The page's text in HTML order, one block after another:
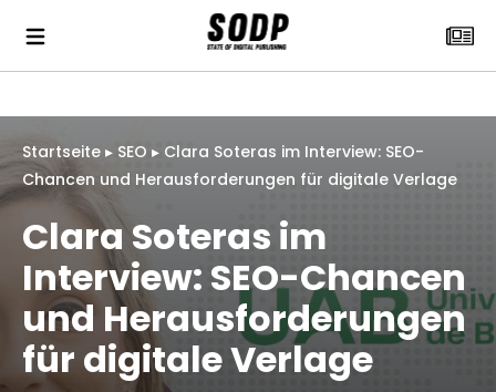
Startseite ▸ SEO ▸ Clara Soteras im Interview: SEO-
Chancen und Herausforderungen für digitale Verlage
Clara Soteras im
Interview: SEO-Chancen
und Herausforderungen
für digitale Verlage